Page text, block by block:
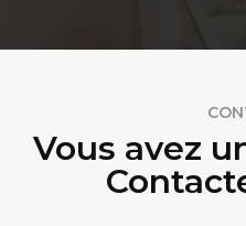
Vous avez